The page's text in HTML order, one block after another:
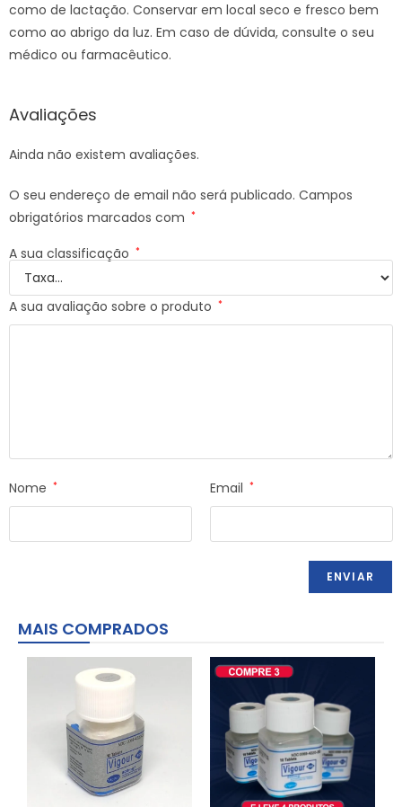
como de lactação. Conservar em local seco e fresco bem
como ao abrigo da luz. Em caso de dúvida, consulte o seu
médico ou farmacêutico.
Avaliações
Ainda não existem avaliações.
O seu endereço de email não será publicado. Campos
obrigatórios marcados com *
A sua classificação *
A sua avaliação sobre o produto *
Nome * Email *
MAIS COMPRADOS